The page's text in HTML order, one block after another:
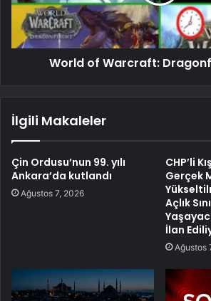
World of Warcraft:
İlgili Makaleler
Çin Ordusu’nun 99. yılı
Ankara’da kutlandı
Ağustos 7, 2026
CHP’li
Gerçek
Açlık
İlan
Ağustos